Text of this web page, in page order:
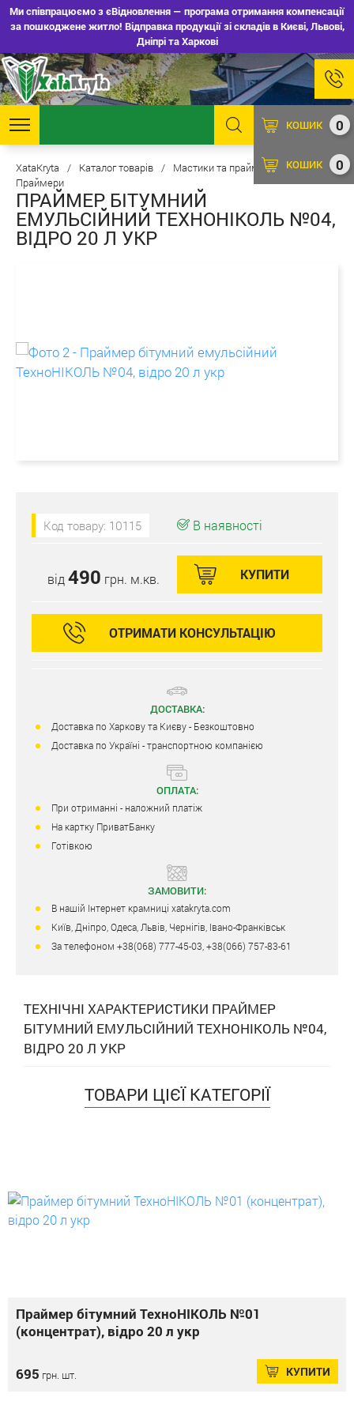
Ми співпрацюємо з єВідновлення — програма отримання компенсації
за пошкоджене житло! Відправка продукції зі складів в Києві, Львові,
Дніпрі та Харкові
0
КОШИК
0
КОШИК
XataKryta / Каталог товарів / Мастики та праймери
/
Праймери
ПРАЙМЕР БІТУМНИЙ
ЕМУЛЬСІЙНИЙ ТЕХНОНІКОЛЬ №04,
ВІДРО 20 Л УКР
Код товару: 10115 В наявності
від 490 грн. м.кв. КУПИТИ
ОТРИМАТИ КОНСУЛЬТАЦІЮ
ДОСТАВКА:
Доставка по Харкову та Києву - Безкоштовно
Доставка по Україні - транспортною компанією
ОПЛАТА:
При отриманні - наложний платіж
На картку ПриватБанку
Готівкою
ЗАМОВИТИ:
В нашій Інтернет крамниці xatakryta.com
Київ, Дніпро, Одеса, Львів, Чернігів, Івано-Франківськ
За телефоном +38(068) 777-45-03, +38(066) 757-83-61
ТЕХНІЧНІ ХАРАКТЕРИСТИКИ ПРАЙМЕР
БІТУМНИЙ ЕМУЛЬСІЙНИЙ ТЕХНОНІКОЛЬ №04,
ВІДРО 20 Л УКР
ТОВАРИ ЦІЄЇ КАТЕГОРІЇ
Праймер бітумний ТехноНІКОЛЬ №01
(концентрат), відро 20 л укр
695 грн. шт. КУПИТИ